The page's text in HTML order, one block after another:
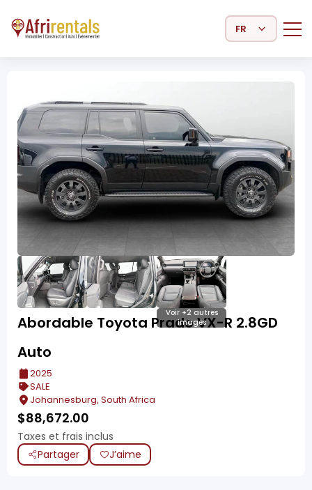
Select Language
Voir +2 autres
images
Abordable Toyota Prado VX-R 2.8GD
Auto
2025
SALE
Johannesburg, South Africa
$88,672.00
Taxes et frais inclus
Partager
J’aime